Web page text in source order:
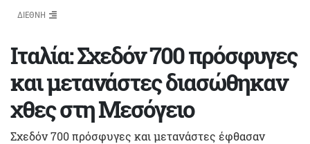
ΔΙΕΘΝΗ
Ιταλία: Σχεδόν 700 πρόσφυγες
και μετανάστες διασώθηκαν
χθες στη Μεσόγειο
Σχεδόν 700 πρόσφυγες και μετανάστες έφθασαν